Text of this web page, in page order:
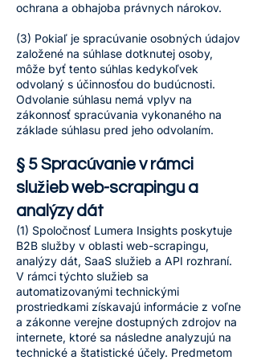
ochrana a obhajoba právnych nárokov.
(3) Pokiaľ je spracúvanie osobných údajov
založené na súhlase dotknutej osoby,
môže byť tento súhlas kedykoľvek
odvolaný s účinnosťou do budúcnosti.
Odvolanie súhlasu nemá vplyv na
zákonnosť spracúvania vykonaného na
základe súhlasu pred jeho odvolaním.
§ 5 Spracúvanie v rámci
služieb web-scrapingu a
analýzy dát
(1) Spoločnosť Lumera Insights poskytuje
B2B služby v oblasti web-scrapingu,
analýzy dát, SaaS služieb a API rozhraní.
V rámci týchto služieb sa
automatizovanými technickými
prostriedkami získavajú informácie z voľne
a zákonne verejne dostupných zdrojov na
internete, ktoré sa následne analyzujú na
technické a štatistické účely. Predmetom